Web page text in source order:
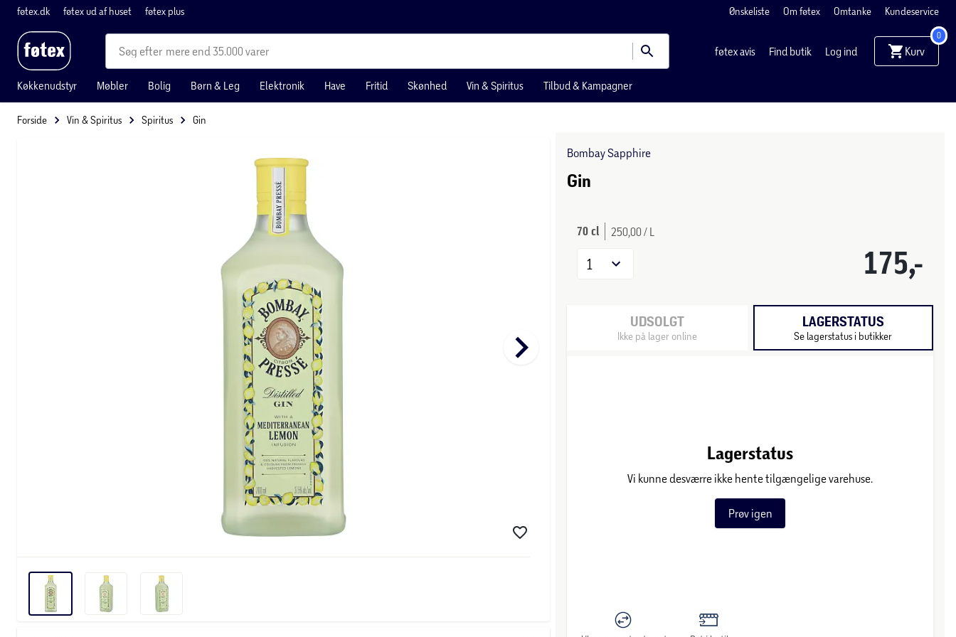
føtex.dk føtex ud af huset føtex plus Ønskeliste Om føtex Omtanke Kundeservice
mere end 35.000 varer føtex avis Find butik Log ind Kurv
0
Køkkenudstyr Møbler Bolig Børn & Leg Elektronik Have Fritid Skønhed Vin & Spiritus Tilbud & Kampagner
Forside Vin & Spiritus Spiritus Gin
keyboard_arrow_right
Bombay Sapphire
Gin
70 cl 250,00 / L
175,-
1
UDSOLGT
Ikke på lager online
LAGERSTATUS
Se lagerstatus i butikker
Lagerstatus
Vi kunne desværre ikke hente tilgængelige varehuse.
Prøv igen